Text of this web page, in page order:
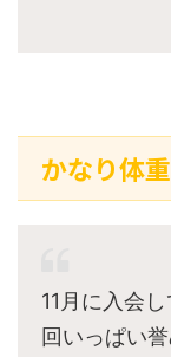
かなり体
11月に入会
回いっぱい